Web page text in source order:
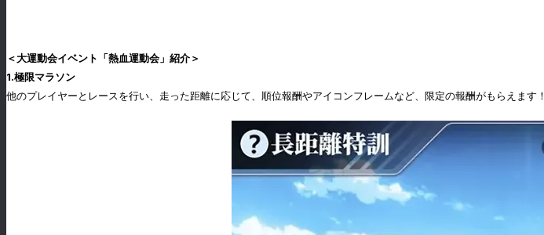
＜大運動会イベント「熱血運動会」紹介＞
1.極限マラソン
他のプレイヤーとレースを行い、走った距離に応じて、順位報酬やアイコンフレームなど、限定の報酬がもらえます！